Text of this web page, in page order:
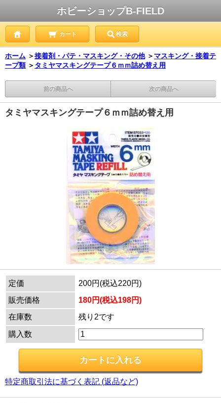
ホビーショップB-FIELD
カート 検索
ホーム ＞接着剤・パテ・マスキング・その他 ＞ マスキング・接着テ
ープ類 ＞ タミヤマスキングテープ６ｍｍ詰め替え用
前の商品へ 次の商品へ
タミヤマスキングテープ６ｍｍ詰め替え用
定価
200円(税込220円)
販売価格
180円(税込198円)
在庫数
残り2です
購入数
特定商取引法に基づく表記 (返品など)